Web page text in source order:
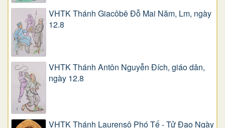
VHTK Thánh Giacôbê Ðỗ Mai Năm, Lm, ngày
12.8
VHTK Thánh Antôn Nguyễn Ðích, giáo dân,
ngày 12.8
VHTK Thánh Laurensô Phó Tế - Tử Đạo Ngày